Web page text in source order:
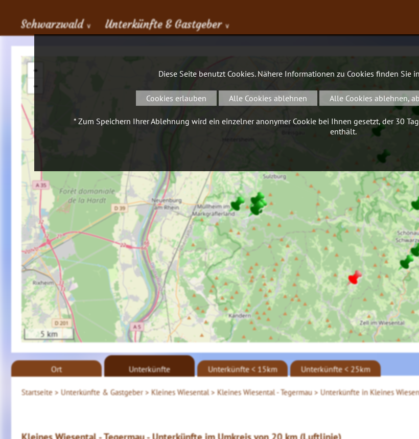
Schwarzwald ∨ Unterkünfte & Gastgeber ∨
+
−
5 km
Startseite > Unterkünfte & Gastgeber > Kleines Wiesental > Kleines Wiesental - Tegermau > Unterkünfte in Kleines
Ort Unterkünfte Unterkünfte < 15km Unterkünfte < 25km
Diese Seite benutzt Cookies. Nähere Informationen zu Cookies finden Sie
Cookies erlauben Alle Cookies ablehnen Alle Cookies ablehnen,
* Zum Speichern Ihrer Ablehnung wird ein einzelner anonymer Cookie bei Ihnen gesetzt, der 30
enthält.